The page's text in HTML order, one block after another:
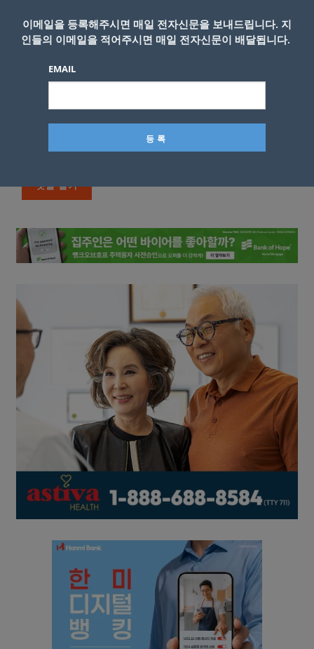
이메일을 등록해주시면 매일 전자신문을 보내드립니다. 지
인들의 이메일을 적어주시면 매일 전자신문이 배달됩니다.
EMAIL